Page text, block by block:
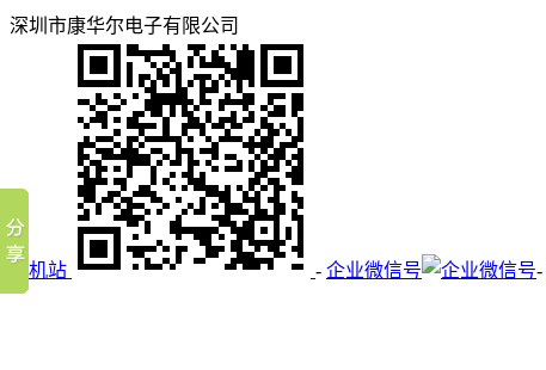
深圳市康华尔电子有限公司
手机站 - 企业微信号 -